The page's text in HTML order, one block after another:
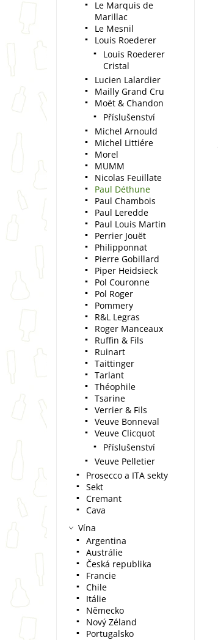
Le Marquis de
Marillac
Le Mesnil
Louis Roederer
Louis Roederer
Cristal
Lucien Lalardier
Mailly Grand Cru
Moët & Chandon
Příslušenství
Michel Arnould
Michel Littiére
Morel
MUMM
Nicolas Feuillate
Paul Déthune
Paul Chambois
Paul Leredde
Paul Louis Martin
Perrier Jouët
Philipponnat
Pierre Gobillard
Piper Heidsieck
Pol Couronne
Pol Roger
Pommery
R&L Legras
Roger Manceaux
Ruffin & Fils
Ruinart
Taittinger
Tarlant
Théophile
Tsarine
Verrier & Fils
Veuve Bonneval
Veuve Clicquot
Příslušenství
Veuve Pelletier
Prosecco a ITA sekty
Sekt
Cremant
Cava
Vína
Argentina
Austrálie
Česká republika
Francie
Chile
Itálie
Německo
Nový Zéland
Portugalsko